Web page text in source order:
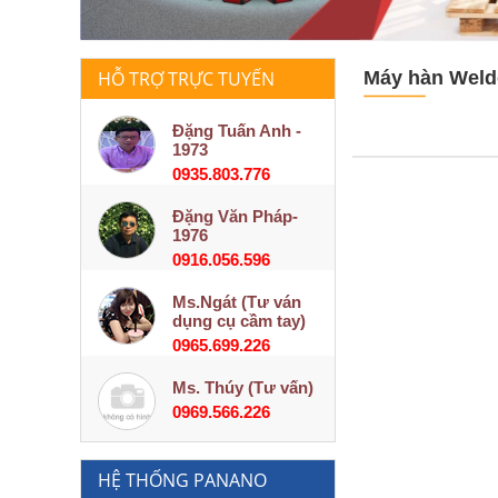
HỖ TRỢ TRỰC TUYẾN
Đặng Tuấn Anh -
1973
0935.803.776
Đặng Văn Pháp-
1976
0916.056.596
Ms.Ngát (Tư ván
dụng cụ cầm tay)
0965.699.226
Ms. Thúy (Tư vấn)
0969.566.226
HỆ THỐNG PANANO
Máy hàn